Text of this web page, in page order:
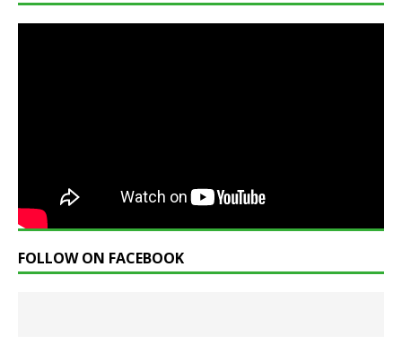
FOLLOW ON FACEBOOK